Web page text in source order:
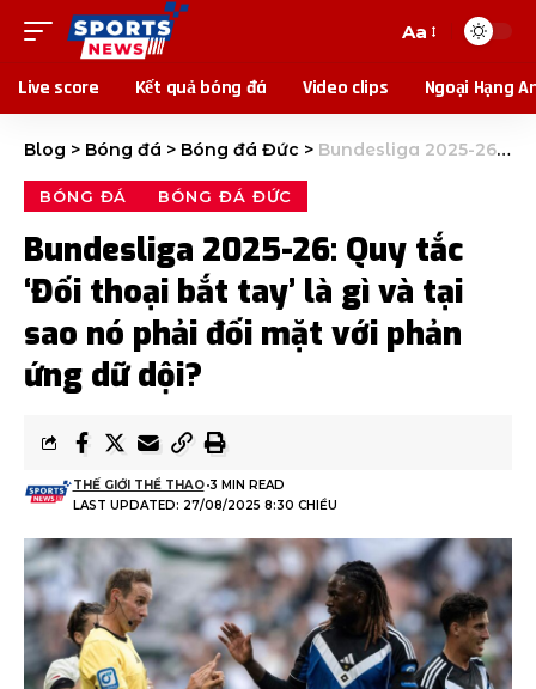
Aa
Live score Kết quả bóng đá Video clips Ngoại Hạng
Blog > Bóng đá > Bóng đá Đức > Bundesliga 2025-26: Quy tắc ‘Đối thoại bắt tay’ là gì và tại sao nó phải đối mặt với phản ứng dữ dội?
BÓNG ĐÁ BÓNG ĐÁ ĐỨC
Bundesliga 2025-26: Quy tắc
‘Đối thoại bắt tay’ là gì và tại
sao nó phải đối mặt với phản
ứng dữ dội?
LAST UPDATED: 27/08/2025 8:30 CHIỀU
THẾ GIỚI THỂ THAO 3 MIN READ